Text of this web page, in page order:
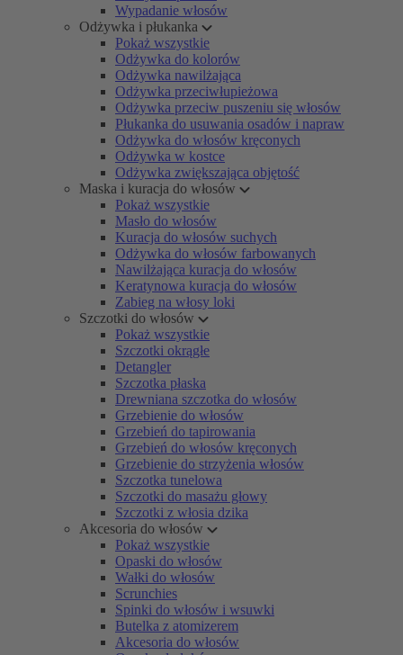
Wypadanie włosów
Odżywka i płukanka
Pokaż wszystkie
Odżywka do kolorów
Odżywka nawilżająca
Odżywka przeciwłupieżowa
Odżywka przeciw puszeniu się włosów
Płukanka do usuwania osadów i napraw
Odżywka do włosów kręconych
Odżywka w kostce
Odżywka zwiększająca objętość
Maska i kuracja do włosów
Pokaż wszystkie
Masło do włosów
Kuracja do włosów suchych
Odżywka do włosów farbowanych
Nawilżająca kuracja do włosów
Keratynowa kuracja do włosów
Zabieg na włosy loki
Szczotki do włosów
Pokaż wszystkie
Szczotki okrągłe
Detangler
Szczotka płaska
Drewniana szczotka do włosów
Grzebienie do włosów
Grzebień do tapirowania
Grzebień do włosów kręconych
Grzebienie do strzyżenia włosów
Szczotka tunelowa
Szczotki do masażu głowy
Szczotki z włosia dzika
Akcesoria do włosów
Pokaż wszystkie
Opaski do włosów
Wałki do włosów
Scrunchies
Spinki do włosów i wsuwki
Butelka z atomizerem
Akcesoria do włosów